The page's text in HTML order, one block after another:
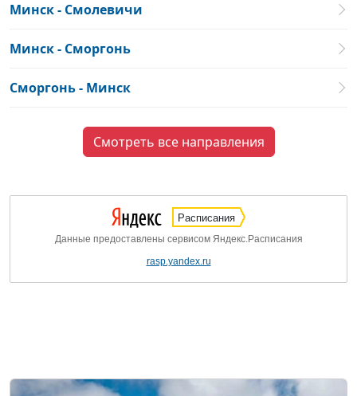
Минск - Смолевичи
Минск - Сморгонь
Сморгонь - Минск
Смотреть все направления
Расписания
Данные предоставлены сервисом Яндекс.Расписания
rasp.yandex.ru